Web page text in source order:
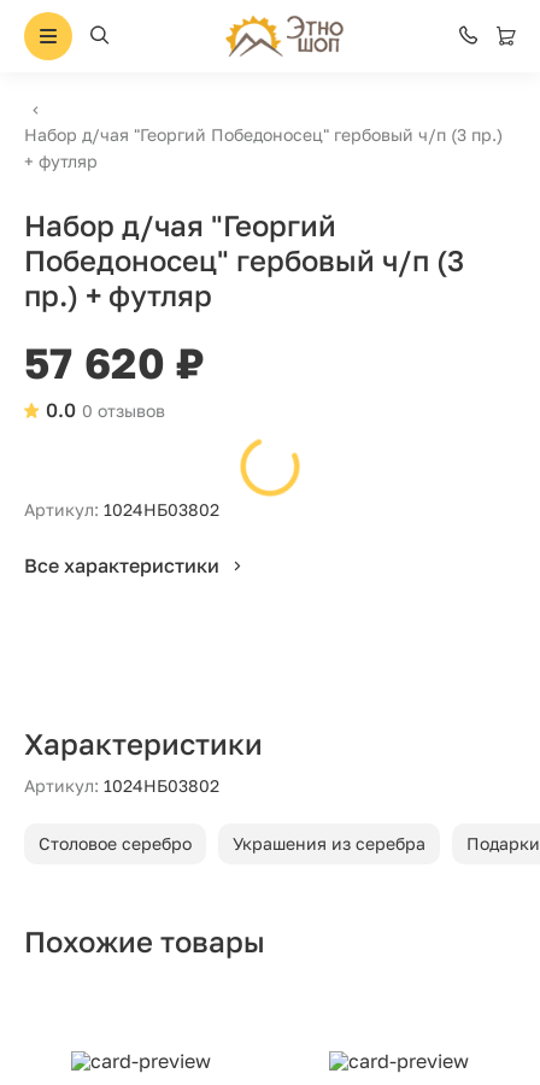
Набор д/чая "Георгий Победоносец" гербовый ч/п (3 пр.)
+ футляр
Набор д/чая "Георгий
Победоносец" гербовый ч/п (3
пр.) + футляр
57 620 ₽
0 отзывов
0.0
Артикул: 1024НБ03802
Все характеристики
Характеристики
Артикул: 1024НБ03802
Столовое серебро Украшения из серебра
Похожие товары